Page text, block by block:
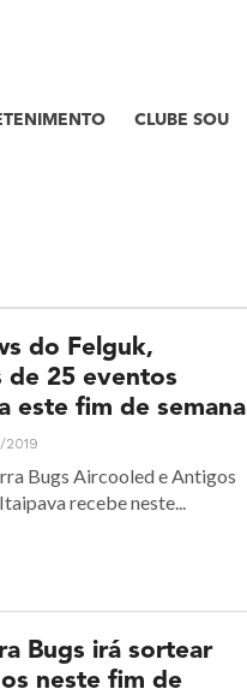
CLUBE SOU
do Felguk,
de 25 eventos
este fim de semana
2019
Bugs Aircooled e Antigos
recebe neste...
Bugs irá sortear
neste fim de